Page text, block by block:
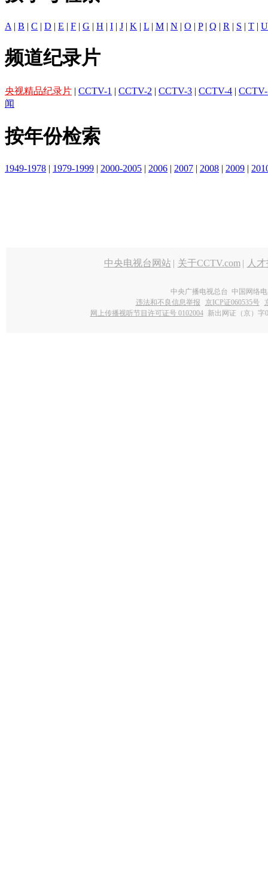
A | B | C | D | E | F | G | H | I | J | K | L | M | N | O | P| Q | R | S | T | U
频道纪录片
央视精品纪录片 | CCTV-1 | CCTV-2 | CCTV-3 | CCTV-4 |
闻
按年份检索
1949-1978 | 1979-1999 | 2000-2005 | 2006 | 2007 | 2008 | 2009 |
中央电视台网站 | 关于CCTV.com | 人
中央广播电视总台 中国网络
违法和不良信息举报
京ICP证060535号
网上传播视听节目许可证号 0102004 新出网证（京）